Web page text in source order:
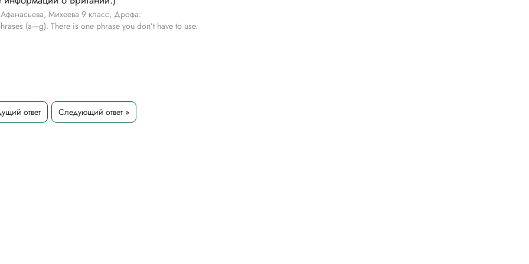
Михеева 9 класс, Дрофа:
(a—g). There is one phrase you don’t have to use.
thing about their kids is their bad moods. However, the survey showed there
clothes
ответ Следующий ответ »